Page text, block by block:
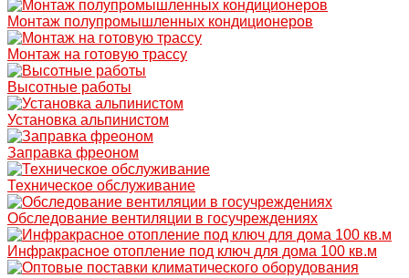
Монтаж полупромышленных кондиционеров
Монтаж на готовую трассу
Высотные работы
Установка альпинистом
Заправка фреоном
Техническое обслуживание
Обследование вентиляции в госучреждениях
Инфракрасное отопление под ключ для дома 100 кв.м